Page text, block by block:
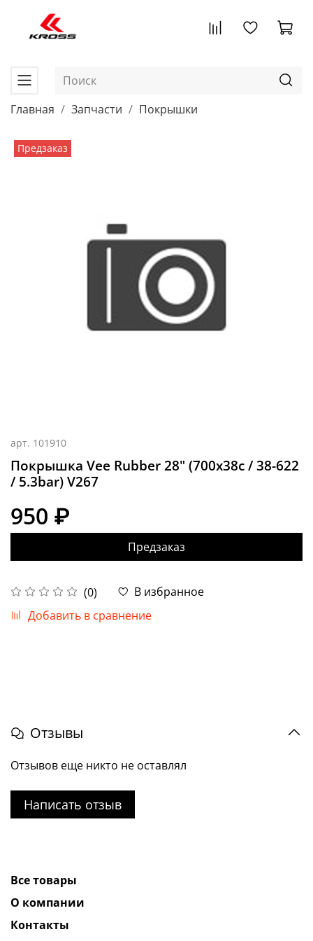
Главная Запчасти Покрышки
Предзаказ
арт. 101910
Покрышка Vee Rubber 28" (700x38c / 38-622
/ 5.3bar) V267
(0)
В избранное
Добавить в сравнение
950 ₽
Предзаказ
Отзывы
Отзывов еще никто не оставлял
Написать отзыв
Все товары
О компании
Контакты